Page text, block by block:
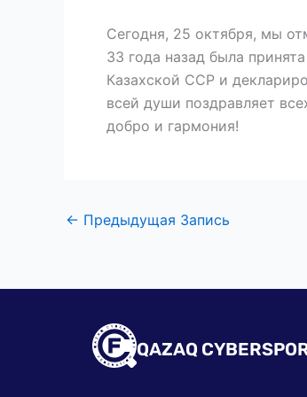
Сегодня, 25 октября, мы
33 года назад была
Казахской ССР и
всей души поздравляет
добро и гармония!
← Предыдущая Запись
QAZAQ